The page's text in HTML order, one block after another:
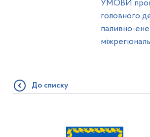
УМОВИ
головного
паливно-
До списку